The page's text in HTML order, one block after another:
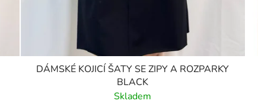
DÁMSKÉ KOJICÍ ŠATY SE ZIPY A ROZPARKY
BLACK
Skladem